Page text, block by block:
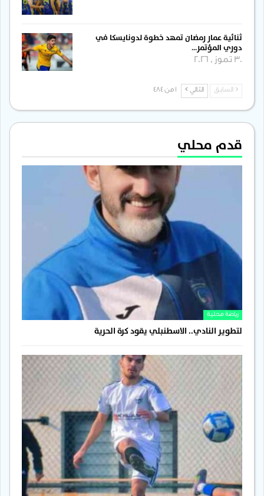
ثنائية عمار رمضان تمهد خطوة لدونايسكا في
دوري المؤتمر…
30 تموز , 2026
السابق التالي
قدم محلي
رياضة محلية
لتطوير النادي.. الاسطنبلي يقود كرة الحرية